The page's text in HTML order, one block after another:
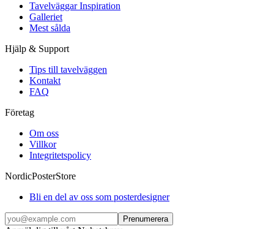
Tavelväggar Inspiration
Galleriet
Mest sålda
Hjälp & Support
Tips till tavelväggen
Kontakt
FAQ
Företag
Om oss
Villkor
Integritetspolicy
NordicPosterStore
Bli en del av oss som posterdesigner
Prenumerera